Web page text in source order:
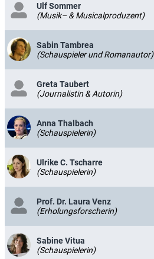
Ulf Sommer
(Musik– & Musicalproduzent)
Sabin Tambrea
(Schauspieler und Romanautor)
Greta Taubert
(Journalistin & Autorin)
Anna Thalbach
(Schauspielerin)
Ulrike C. Tscharre
(Schauspielerin)
Prof. Dr. Laura Venz
(Erholungsforscherin)
Sabine Vitua
(Schauspielerin)